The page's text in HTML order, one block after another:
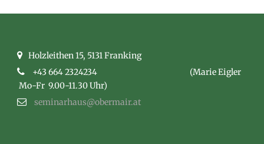
Holzleithen 15, 5131 Franking
+43 664 2324234
(Marie Eigler
Mo-Fr 9.00-11.30 Uhr)
seminarhaus@obermair.at